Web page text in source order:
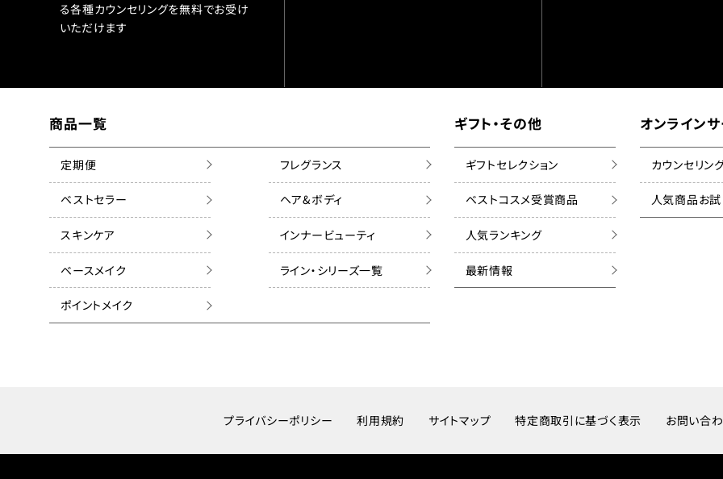
る各種カウンセリングを無料でお受け
いただけます
商品一覧
定期便
ベストセラー
スキンケア
ベースメイク
ポイントメイク
フレグランス
ヘア&ボディ
インナービューティ
ライン・シリーズ一覧
ギフト・その他
ギフトセレクション
ベストコスメ受賞商品
人気ランキング
最新情報
オンライン
カウンセリン
人気商品お
プライバシーポリシー 利用規約 サイトマップ 特定商取引に基づく表示 お問い合